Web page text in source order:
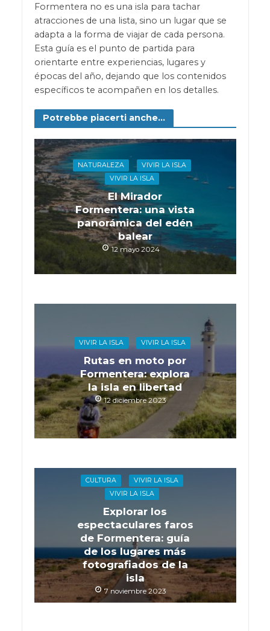
Formentera no es una isla para tachar
atracciones de una lista, sino un lugar que se
adapta a la forma de viajar de cada persona.
Esta guía es el punto de partida para
orientarte entre experiencias, lugares y
épocas del año, dejando que los contenidos
específicos te acompañen en los detalles.
Potrebbe piacerti anche...
NATURALEZA
VIVIR LA ISLA
VIVIR LA ISLA
El Mirador
Formentera: una vista
panorámica del edén
balear
12 mayo 2024
VIVIR LA ISLA VIVIR LA ISLA
Rutas en moto por
Formentera: explora
la isla en libertad
12 diciembre 2023
CULTURA
VIVIR LA ISLA
VIVIR LA ISLA
Explorar los
espectaculares faros
de Formentera: guía
de los lugares más
fotografiados de la
isla
7 noviembre 2023